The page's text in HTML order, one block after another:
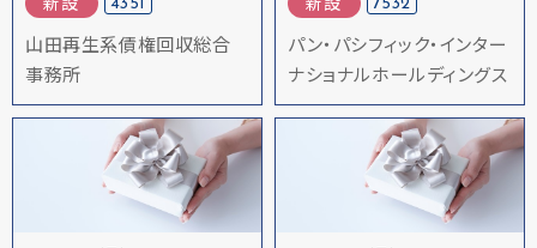
新設 4351
山田再生系債権回収総合
事務所
新設 7532
パン・パシフィック・インター
ナショナルホールディングス